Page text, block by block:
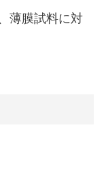
薄膜試料に対